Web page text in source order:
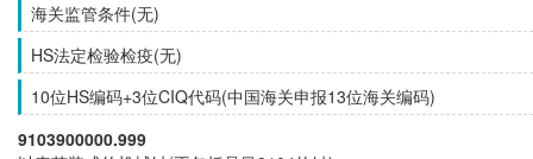
海关监管条件(无)
HS法定检验检疫(无)
10位HS编码+3位CIQ代码(中国海关申报13位海关编码)
9103900000.999